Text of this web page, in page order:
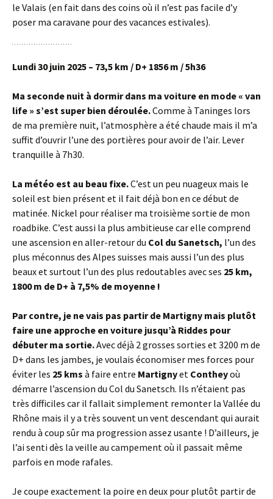
le Valais (en fait dans des coins où il n’est pas facile d’y
poser ma caravane pour des vacances estivales).
Lundi 30 juin 2025 – 73,5 km / D+ 1856 m / 5h36
Ma seconde nuit à dormir dans ma voiture en mode « van
life » s’est super bien déroulée.Comme à Taninges lors
de ma première nuit, l’atmosphère a été chaude mais il m’a
suffit d’ouvrir l’une des portières pour avoir de l’air. Lever
tranquille à 7h30.
La météo est au beau fixe.C’est un peu nuageux mais le
soleil est bien présent et il fait déjà bon en ce début de
matinée. Nickel pour réaliser ma troisième sortie de mon
roadbike. C’est aussi la plus ambitieuse car elle comprend
une ascension en aller-retour du Col du Sanetsch, l’un des
plus méconnus des Alpes suisses mais aussi l’un des plus
beaux et surtout l’un des plus redoutables avec ses 25 km,
1800 m de D+ à 7,5% de moyenne !
Par contre, je ne vais pas partir de Martigny mais plutôt
faire une approche en voiture jusqu’à Riddes pour
débuter ma sortie.Avec déjà 2 grosses sorties et 3200 m de
D+ dans les jambes, je voulais économiser mes forces pour
éviter les 25 kms à faire entre Martignyet Contheyoù
démarre l’ascension du Col du Sanetsch. Ils n’étaient pas
très difficiles car il fallait simplement remonter la Vallée du
Rhône mais il y a très souvent un vent descendant qui aurait
rendu à coup sûr ma progression assez usante ! D’ailleurs, je
l’ai senti dès la veille au campement où il passait même
parfois en mode rafales.
Je coupe exactement la poire en deux pour plutôt partir de